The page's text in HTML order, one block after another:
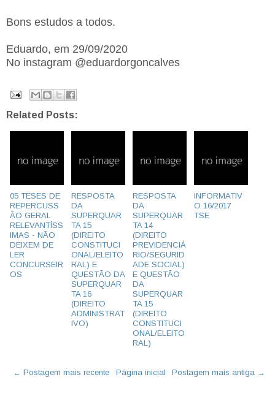
Bons estudos a todos.
Eduardo, em 29/09/2020
No instagram @eduardorgoncalves
Related Posts:
05 TESES DE
REPERCUSS
ÃO GERAL
RELEVANTÍSS
IMAS - NÃO
DEIXEM DE
LER
CONCURSEIR
OS
RESPOSTA
DA
SUPERQUAR
TA 15
(DIREITO
CONSTITUCI
ONAL/ELEITO
RAL) E
QUESTÃO DA
SUPERQUAR
TA 16
(DIREITO
ADMINISTRAT
IVO)
RESPOSTA
DA
SUPERQUAR
TA 14
(DIREITO
PREVIDENCIÁ
RIO/SEGURID
ADE SOCIAL)
E QUESTÃO
DA
SUPERQUAR
TA 15
(DIREITO
CONSTITUCI
ONAL/ELEITO
RAL)
INFORMATIV
O 16/2017
TSE
← Postagem mais recente Postagem mais antiga →
Página inicial